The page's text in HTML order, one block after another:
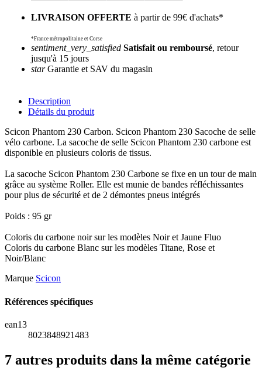
LIVRAISON OFFERTE à partir de 99€ d'achats*
*France métropolitaine et Corse
sentiment_very_satisfied Satisfait ou remboursé, retour
jusqu'à 15 jours
starGarantie et SAV du magasin
Description
Détails du produit
Scicon Phantom 230 Carbon. Scicon Phantom 230 Sacoche de selle
vélo carbone. La sacoche de selle Scicon Phantom 230 carbone est
disponible en plusieurs coloris de tissus.
La sacoche Scicon Phantom 230 Carbone se fixe en un tour de main
grâce au système Roller. Elle est munie de bandes réfléchissantes
pour plus de sécurité et de 2 démontes pneus intégrés
Poids : 95 gr
Coloris du carbone noir sur les modèles Noir et Jaune Fluo
Coloris du carbone Blanc sur les modèles Titane, Rose et
Noir/Blanc
Marque Scicon
Références spécifiques
ean13
8023848921483
7 autres produits dans la même catégorie